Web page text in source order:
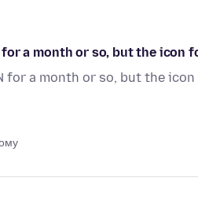
a month or so, but the icon
for a month or so, but the